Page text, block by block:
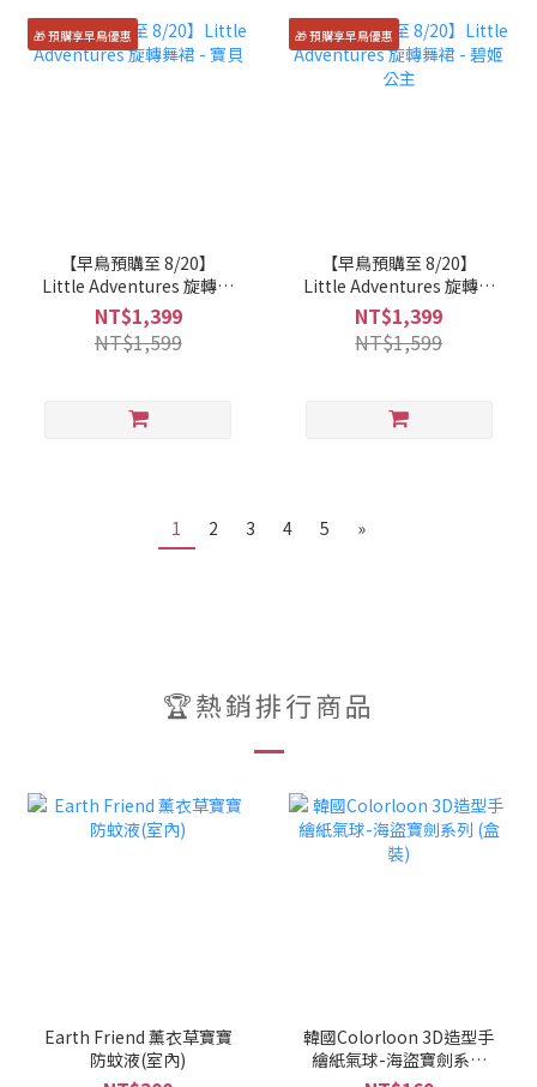
🎁 預購享早鳥優惠
【早鳥預購至 8/20】
Little Adventures 旋轉舞
裙 - 寶貝
NT$1,399
NT$1,599
🎁 預購享早鳥優惠
【早鳥預購至 8/20】
Little Adventures 旋轉舞
裙 - 碧姬公主
NT$1,399
NT$1,599
1 2 3 4 5 »
🏆熱銷排行商品
Earth Friend 薰衣草寶寶
防蚊液(室內)
韓國Colorloon 3D造型手
繪紙氣球-海盜寶劍系列